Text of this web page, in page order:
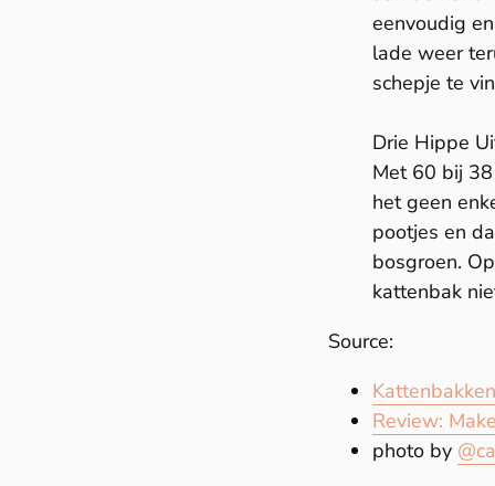
eenvoudig
lade weer
schepje te
Drie Hippe
Met 60 bij
het geen
pootjes en
bosgroen.
kattenbak
Source:
Review:
photo by